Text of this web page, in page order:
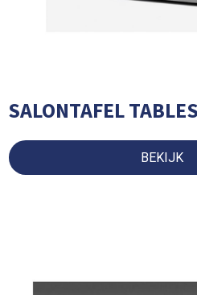
SALONTAFEL
BEKIJK